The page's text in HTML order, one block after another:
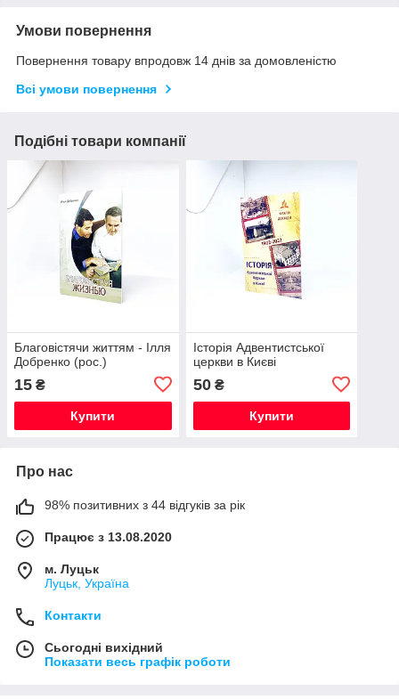
Умови повернення
Повернення товару впродовж 14 днів за домовленістю
Всі умови повернення
Подібні товари компанії
Благовістячи життям - Ілля
Добренко (рос.)
15 ₴
Купити
Історія Адвентистської
церкви в Києві
50₴
Купити
Про нас
98% позитивних з 44 відгуків за рік
Працює з 13.08.2020
м. Луцьк
Луцьк, Україна
Контакти
Сьогодні вихідний
Показати весь графік роботи